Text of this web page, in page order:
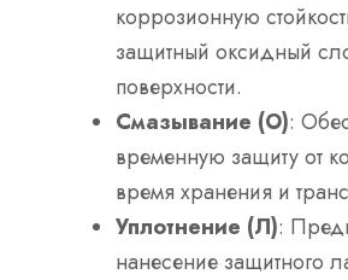
коррозионную
защитный оксидный
поверхности.
Смазывание (О):
временную защиту от
время хранения и
Уплотнение (Л):
нанесение защитного